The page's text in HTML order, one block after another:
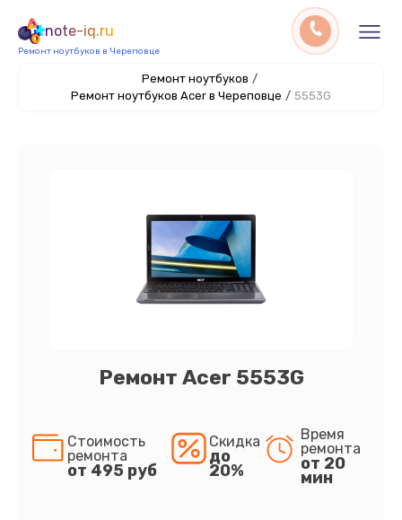
note-iq.ru
Ремонт ноутбуков в Череповце
Ремонт ноутбуков /
Ремонт ноутбуков Acer в Череповце / 5553G
Ремонт Acer 5553G
Стоимость
ремонта
от 495 руб
Скидка
до
20%
Время
ремонта
от 20
мин